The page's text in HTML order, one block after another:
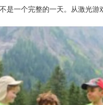
是一个完整的一天。从激光